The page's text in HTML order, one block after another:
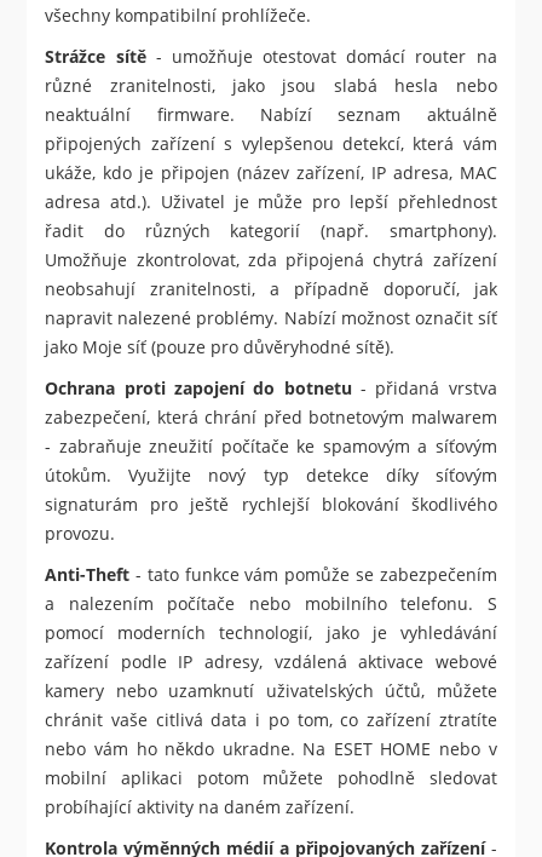
všechny kompatibilní prohlížeče.
Strážce sítě- umožňuje otestovat domácí router na
různé zranitelnosti, jako jsou slabá hesla nebo
neaktuální firmware. Nabízí seznam aktuálně
připojených zařízení s vylepšenou detekcí, která vám
ukáže, kdo je připojen (název zařízení, IP adresa, MAC
adresa atd.). Uživatel je může pro lepší přehlednost
řadit do různých kategorií (např. smartphony).
Umožňuje zkontrolovat, zda připojená chytrá zařízení
neobsahují zranitelnosti, a případně doporučí, jak
napravit nalezené problémy. Nabízí možnost označit síť
jako Moje síť (pouze pro důvěryhodné sítě).
Ochrana proti zapojení do botnetu - přidaná vrstva
zabezpečení, která chrání před botnetovým malwarem
- zabraňuje zneužití počítače ke spamovým a síťovým
útokům. Využijte nový typ detekce díky síťovým
signaturám pro ještě rychlejší blokování škodlivého
provozu.
Anti-Theft - tato funkce vám pomůže se zabezpečením
a nalezením počítače nebo mobilního telefonu. S
pomocí moderních technologií, jako je vyhledávání
zařízení podle IP adresy, vzdálená aktivace webové
kamery nebo uzamknutí uživatelských účtů, můžete
chránit vaše citlivá data i po tom, co zařízení ztratíte
nebo vám ho někdo ukradne. Na ESET HOME nebo v
mobilní aplikaci potom můžete pohodlně sledovat
probíhající aktivity na daném zařízení.
Kontrola výměnných médií a připojovaných zařízení-